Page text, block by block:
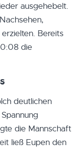
ausgehebelt.
Bereits
die
deutlichen
die Mannschaft
ließ Eupen den